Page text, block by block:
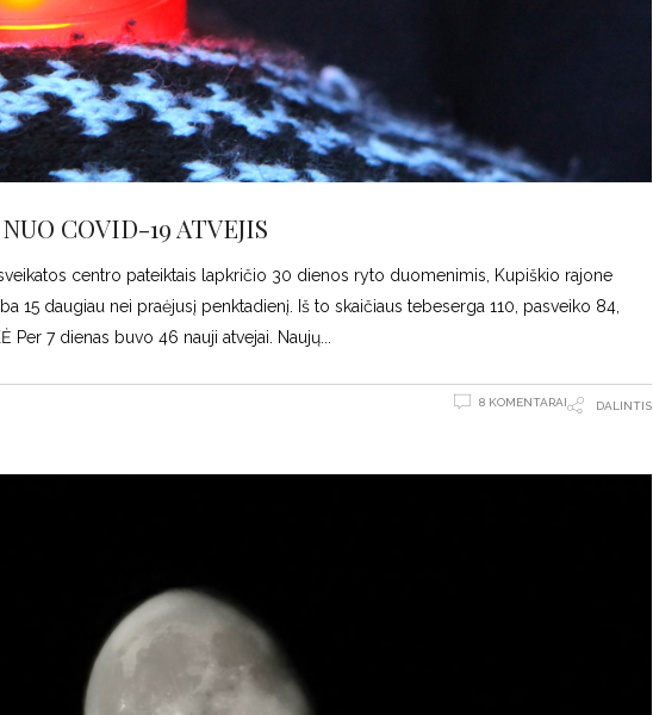
COVID-19 ATVEJIS
centro pateiktais lapkričio 30 dienos ryto duomenimis, Kupiškio rajone
15 daugiau nei praėjusį penktadienį. Iš to skaičiaus tebeserga 110, pasveiko 84,
Per 7 dienas buvo 46 nauji atvejai. Naujų
8 KOMENTARAI DALINTIS